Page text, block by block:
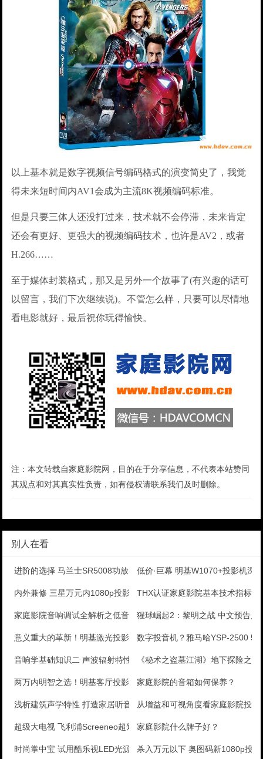
以上基本就是数字视频信号编码格式的演变简史了，我觉
得未来短时间内AV1会成为主流8K视频编码标准。
但是只要三体人还没打过来，技术就不会停滞，未来肯定
还会有更好、更强大的视频编码技术，也许是AV2，或者
H.266……
至于媒体封装格式，那又是另外一个故事了(有兴趣的话可
以留言，我们下次继续说)。不管怎么样，只要可以尽情地
看电影就好，最后祝你玩得愉快。
注：本文转载自家庭影院网，目的在于分享信息，不代表本站赞同
其观点和对其真实性负责，如有侵权请联系我们及时删除。
别人在看
进阶的选择 马兰士SR5008功放 低价·巨幕 明基W1070+投影机深
内外兼修 三星万元内1080p投影美图秀THX认证家庭影院基本技术指标
家庭影院音响调试全解析之低音炮的设置猩球崛起2：黎明之战 中文预告片
意义重大的革新！明基激光投影机评测数字投音机？雅马哈YSP-2500
音响学基础知识二 声波辐射特性与声源定位《秘术之盗墓江湖》地下探险之
两万内明智之选！明基客厅投影机评测家庭影院的音箱如何保养？
浅析建筑声学特性 打造家居听音香舍从增益和可视角度看家庭影院投影
超级大电视 飞利浦Screeneo超短焦投影机测评
家庭影院什么牌子好？
时尚掌中宝 试用酷乐视LED光源投影机杀入万元以下 奥图码新1080p投